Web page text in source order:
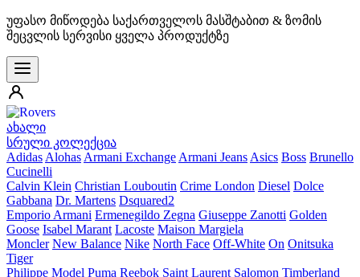
უფასო მიწოდება საქართველოს მასშტაბით & ზომის
შეცვლის სერვისი ყველა პროდუქტზე
ახალი
სრული კოლექცია
Adidas Alohas Armani Exchange Armani Jeans Asics Boss Brunello
Cucinelli
Calvin Klein Christian Louboutin Crime London Diesel Dolce
Gabbana Dr. Martens Dsquared2
Emporio Armani Ermenegildo Zegna Giuseppe Zanotti Golden
Goose Isabel Marant Lacoste Maison Margiela
Moncler New Balance Nike North Face Off-White On Onitsuka
Tiger
Philippe Model Puma Reebok Saint Laurent Salomon Timberland